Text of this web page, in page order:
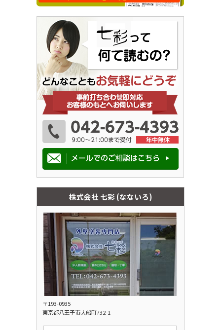
株式会社 七彩 (なないろ)
〒193-0935
東京都八王子市大船町732-1